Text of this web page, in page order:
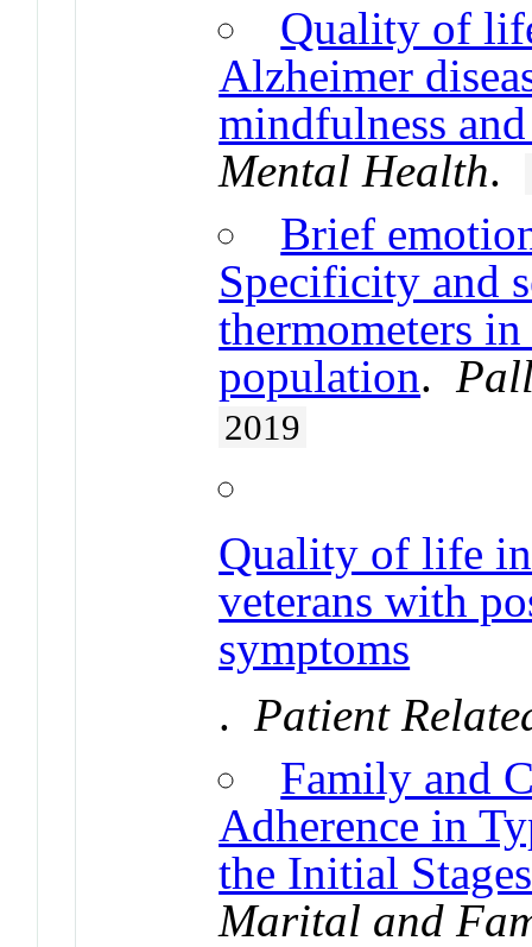
Quality of
Alzheimer
mindfulness
Mental Health.
Brief
Specificity and
thermometers
population.
2019
Quality of life
veterans with
symptoms
.Patient
Family and
Adherence in
the Initial
Marital and